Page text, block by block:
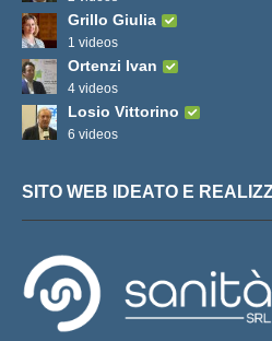
Grillo Giulia
1 videos
Ortenzi Ivan
4 videos
Losio Vittorino
6 videos
SITO WEB IDEATO E